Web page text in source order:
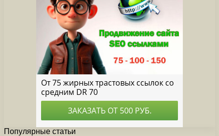
Популярные статьи